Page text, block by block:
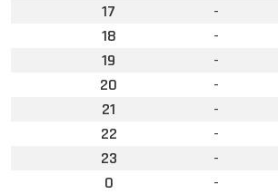
17
-
18
-
19
-
20
-
21
-
22
-
23
-
0
-